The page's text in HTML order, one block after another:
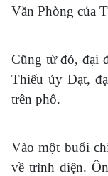
Văn Phòng của
Cũng từ đó, đại
Thiếu úy Đạt,
trên phố.
Vào một buổi
về trình diện.